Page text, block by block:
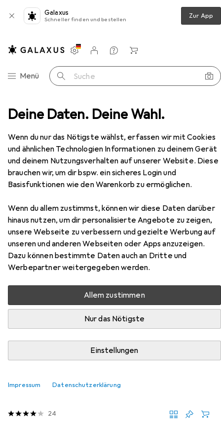
Deine Daten. Deine Wahl.
Wenn du nur das Nötigste wählst, erfassen wir mit Cookies
und ähnlichen Technologien Informationen zu deinem Gerät
und deinem Nutzungsverhalten auf unserer Website. Diese
brauchen wir, um dir bspw. ein sicheres Login und
Basisfunktionen wie den Warenkorb zu ermöglichen.
Wenn du allem zustimmst, können wir diese Daten darüber
hinaus nutzen, um dir personalisierte Angebote zu zeigen,
unsere Webseite zu verbessern und gezielte Werbung auf
unseren und anderen Webseiten oder Apps anzuzeigen.
Dazu können bestimmte Daten auch an Dritte und
Werbepartner weitergegeben werden.
Allem zustimmen
Nur das Nötigste
Einstellungen
Impressum Datenschutzerklärung
Galaxus
Schneller finden und bestellen Zur App
Navigation nach Kategorien
Menü Suche
Einstellungen
Kundenkonto
Vergleichslisten
Merklisten
Warenkorb
Drohne Zubehör DJI Mavic Air 2 Adapter Powerbank
EUR
20,96
DJIMavic Air 2 Adapter Powerbank
Drohnen Akku, DJI Mavic Air 2
Zubehör für DJI Mavic Air 2
Adapter Powerbank
Hier findest du passendes Zubehör zum Produkt DJI
Mavic Air 2 Adapter Powerbank aus der Kategorie Drohne
Zubehör.
Relevanz
Produktliste
DJIAnschlusskabel Micro-USB
24